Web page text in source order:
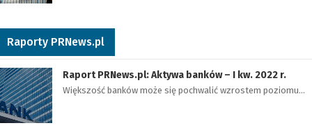
Raporty PRNews.pl
Raport PRNews.pl: Aktywa banków – I kw. 2022 r.
Większość banków może się pochwalić wzrostem poziomu…